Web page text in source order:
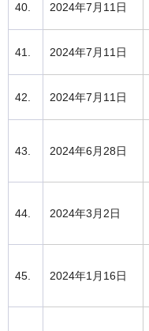
40. 2024年7月11日
41. 2024年7月11日
42. 2024年7月11日
43. 2024年6月28日
44. 2024年3月2日
45. 2024年1月16日